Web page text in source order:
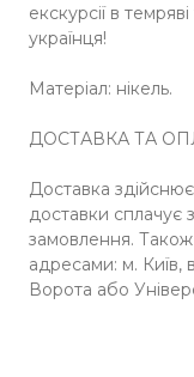
екскурсії в
українця!
Матеріал: нікель.
ДОСТАВКА ТА
Доставка
доставки сплачує
замовлення.
адресами: м. Київ,
Ворота або